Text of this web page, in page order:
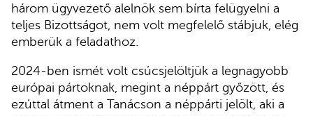
három ügyvezető alelnök sem bírta felügyelni a
teljes Bizottságot, nem volt megfelelő stábjuk, elég
emberük a feladathoz.
2024-ben ismét volt csúcsjelöltjük a legnagyobb
európai pártoknak, megint a néppárt győzött, és
ezúttal átment a Tanácson a néppárti jelölt, aki a